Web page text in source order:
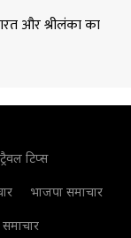
और श्रीलंका का
ट्रैवल टिप्स
भाजपा समाचार